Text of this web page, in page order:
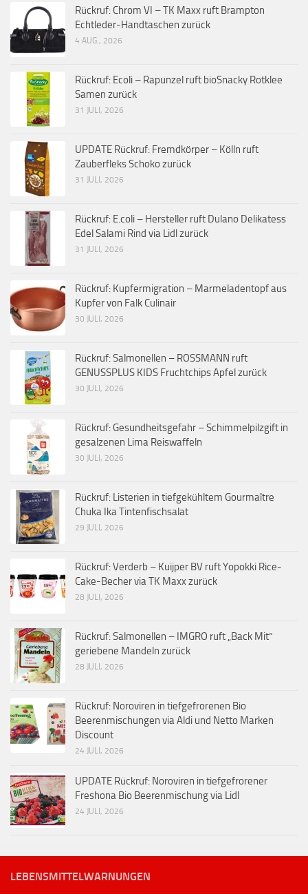
Rückruf: Chrom VI – TK Maxx ruft Brampton
Echtleder-Handtaschen zurück
4 AUG., 2026
Rückruf: Ecoli – Rapunzel ruft bioSnacky Rotklee
Samen zurück
31 JULI, 2026
UPDATE Rückruf: Fremdkörper – Kölln ruft
Zauberfleks Schoko zurück
31 JULI, 2026
Rückruf: E.coli – Hersteller ruft Dulano Delikatess
Edel Salami Rind via Lidl zurück
31 JULI, 2026
Rückruf: Kupfermigration – Marmeladentopf aus
Kupfer von Falk Culinair
30 JULI, 2026
Rückruf: Salmonellen – ROSSMANN ruft
GENUSSPLUS KIDS Fruchtchips Apfel zurück
30 JULI, 2026
Rückruf: Gesundheitsgefahr – Schimmelpilzgift in
gesalzenen Lima Reiswaffeln
30 JULI, 2026
Rückruf: Listerien in tiefgekühltem Gourmaître
Chuka Ika Tintenfischsalat
29 JULI, 2026
Rückruf: Verderb – Kuijper BV ruft Yopokki Rice-
Cake-Becher via TK Maxx zurück
28 JULI, 2026
Rückruf: Salmonellen – IMGRO ruft „Back Mit“
geriebene Mandeln zurück
28 JULI, 2026
Rückruf: Noroviren in tiefgefrorenen Bio
Beerenmischungen via Aldi und Netto Marken
Discount
24 JULI, 2026
UPDATE Rückruf: Noroviren in tiefgefrorener
Freshona Bio Beerenmischung via Lidl
24 JULI, 2026
LEBENSMITTELWARNUNGEN